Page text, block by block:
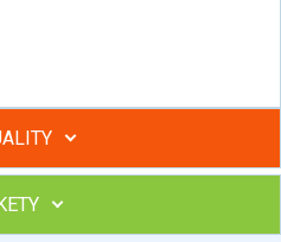
skupiny v kurzech STOBu